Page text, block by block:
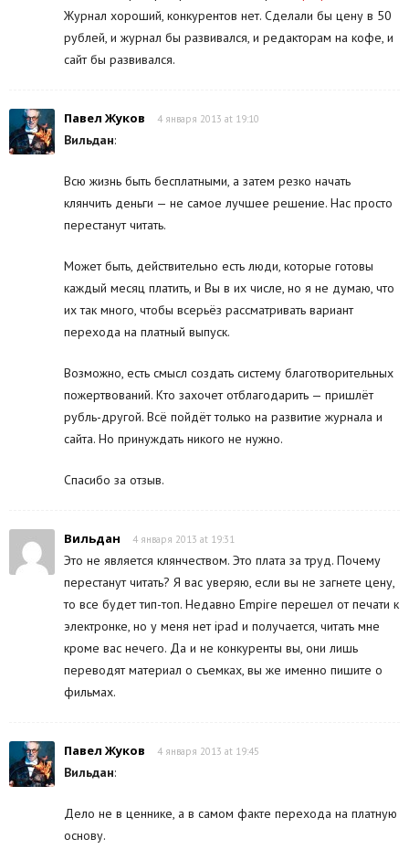
Журнал хороший, конкурентов нет. Сделали бы цену в 50
рублей, и журнал бы развивался, и редакторам на кофе, и
сайт бы развивался.
Павел Жуков 4 января 2013 at 19:10
Вильдан:
Всю жизнь быть бесплатными, а затем резко начать
клянчить деньги — не самое лучшее решение. Нас просто
перестанут читать.
Может быть, действительно есть люди, которые готовы
каждый месяц платить, и Вы в их числе, но я не думаю, что
их так много, чтобы всерьёз рассматривать вариант
перехода на платный выпуск.
Возможно, есть смысл создать систему благотворительных
пожертвований. Кто захочет отблагодарить — пришлёт
рубль-другой. Всё пойдёт только на развитие журнала и
сайта. Но принуждать никого не нужно.
Спасибо за отзыв.
Вильдан 4 января 2013 at 19:31
Это не является клянчеством. Это плата за труд. Почему
перестанут читать? Я вас уверяю, если вы не загнете цену,
то все будет тип-топ. Недавно Empire перешел от печати к
электронке, но у меня нет ipad и получается, читать мне
кроме вас нечего. Да и не конкуренты вы, они лишь
переводят материал о съемках, вы же именно пишите о
фильмах.
Павел Жуков 4 января 2013 at 19:45
Вильдан:
Дело не в ценнике, а в самом факте перехода на платную
основу.